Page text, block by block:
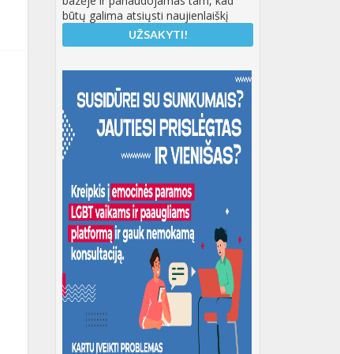
būtų galima atsiųsti naujienlaiškį